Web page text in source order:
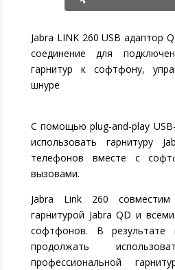
Jabra LINK 260 USB адаптор
соединение для
гарнитур к софтфону,
шнуре
С помощью plug-and-play
использовать гарнитуру
телефонов вместе с
вызовами.
Jabra Link 260
гарнитурой Jabra QD и
софтфонов. В результате
продолжать
профессиональной